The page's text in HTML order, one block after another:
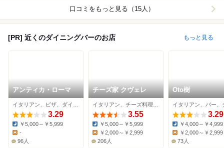
口コミをもっと見る（15人）
[PR] 近くのダイニングバーのお店 もっと見る
アンティカ・ローマ
3.29
Dinner:
￥5,000～￥5,999
Lunch:
-
96人
チーズ家 クヴェレ
3.55
Dinner:
￥5,000～￥5,999
￥2,000～￥2,999
206人
Oto樹
3.29
Dinner:
￥4,000～￥4,999
Lunch:
￥2,000～￥2,999
73人